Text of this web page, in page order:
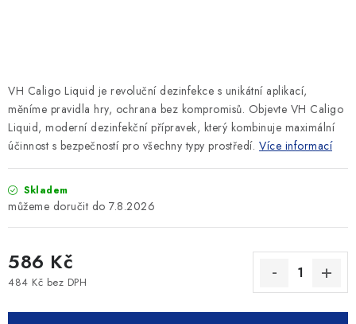
Podmínky ochrany osobních údajů
VH Caligo Liquid je revoluční dezinfekce s unikátní aplikací,
měníme pravidla hry, ochrana bez kompromisů. Objevte VH Caligo
Liquid, moderní dezinfekční přípravek, který kombinuje maximální
účinnost s bezpečností pro všechny typy prostředí. Více informací
Skladem
7.8.2026
586 Kč
484 Kč bez DPH